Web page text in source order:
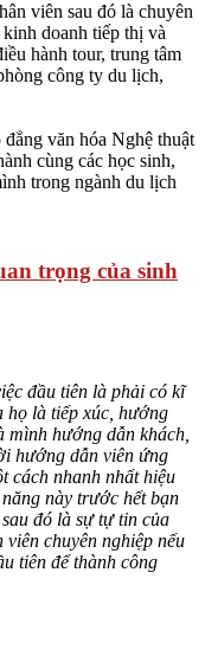
viên sau đó là chuyên
doanh tiếp thị và
hành tour, trung tâm
công ty du lịch,
văn hóa Nghệ thuật
cùng các học sinh,
trong ngành du lịch
trọng của sinh
đầu tiên là phải có kĩ
họ là tiếp xúc, hướng
mình hướng dẫn khách,
hướng dẫn viên ứng
cách nhanh nhất hiệu
này trước hết bạn
đó là sự tự tin của
chuyên nghiệp nếu
tiên để thành công